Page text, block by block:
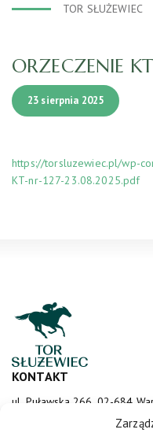
TOR SŁUŻEWIEC
ORZECZENIE
23 sierpnia 2025
https://torsluzewiec.pl/wp-
KT-nr-127-23.08.2025.pdf
KONTAKT
ul. Puławska 266, 02-684
sluzewiec@totalizator.pl